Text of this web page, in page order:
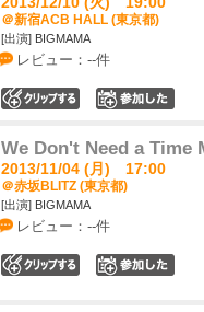
＠新宿ACB HALL (東京都)
[出演] BIGMAMA
レビュー：--件
We Don't Need a Time
2013/11/04 (月) 17:00
＠赤坂BLITZ (東京都)
[出演] BIGMAMA
レビュー：--件